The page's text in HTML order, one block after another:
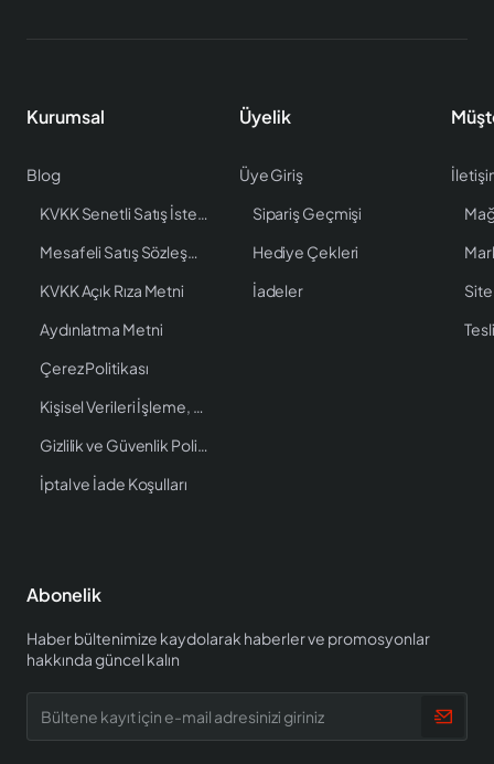
Kurumsal
Blog
KVKK Senetli Satış İstenen Bilgiler
Mesafeli Satış Sözleşmesi
KVKK Açık Rıza Metni
Aydınlatma Metni
Çerez Politikası
Kişisel Verileri İşleme, Saklama ve İmha Politikası
Gizlilik ve Güvenlik Politikası
İptal ve İade Koşulları
Üyelik
Üye Giriş
Sipariş Geçmişi
Hediye Çekleri
İadeler
Site
Abonelik
Haber bültenimize kaydolarak haberler ve promosyonlar
hakkında güncel kalın
kayıt
için